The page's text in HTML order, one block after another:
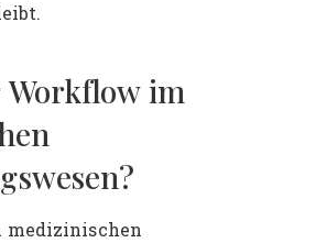
Workflow im
medizinischen